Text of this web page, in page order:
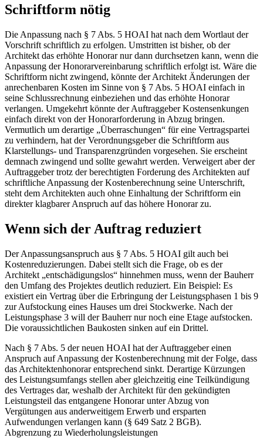
Schriftform nötig
Die Anpassung nach § 7 Abs. 5 HOAI hat nach dem Wortlaut der
Vorschrift schriftlich zu er­folgen. Umstritten ist bisher, ob der
Architekt das erhöhte Honorar nur dann durchsetzen kann, wenn die
Anpassung der Honorarvereinbarung schriftlich erfolgt ist. Wäre die
Schriftform nicht zwingend, könnte der Architekt Änderungen der
anrechenbaren Kosten im Sinne von § 7 Abs. 5 HOAI einfach in
seine Schlussrechnung einbeziehen und das erhöhte Honorar
verlangen. Umgekehrt könnte der Auftraggeber ­Kostensenkungen
einfach direkt von der Honorarforderung in Abzug bringen.
Vermutlich um derartige „Überraschungen“ für eine Vertragspartei
zu verhindern, hat der Verordnungsgeber die Schriftform aus
Klarstellungs- und Transparenzgründen vorgesehen. Sie erscheint
demnach zwingend und sollte gewahrt werden. Verweigert aber der
Auftraggeber trotz der ­berechtigten Forderung des Architekten auf
schriftliche Anpassung der Kostenberechnung seine Unterschrift,
steht dem Architekten auch ohne Einhaltung der Schriftform ein
direkter klagbarer Anspruch auf das höhere Honorar zu.
Wenn sich der Auftrag reduziert
Der Anpassungsanspruch aus § 7 Abs. 5 HOAI gilt auch bei
Kostenreduzierungen. Dabei stellt sich die Frage, ob es der
Architekt „entschädigungslos“ hinnehmen muss, wenn der Bauherr
den Umfang des Projektes deutlich reduziert. Ein Beispiel: Es
existiert ein Vertrag über die Erbringung der Leistungsphasen 1 bis 9
zur Aufstockung eines Hauses um drei Stockwerke. Nach der
Leistungsphase 3 will der Bauherr nur noch eine Etage aufstocken.
Die voraussichtlichen Baukosten sinken auf ein Drittel.
Nach § 7 Abs. 5 der neuen HOAI hat der Auftraggeber einen
Anspruch auf Anpassung der Kostenberechnung mit der Folge, dass
das Architektenhonorar entsprechend sinkt. Derartige Kürzungen
des Leistungsumfangs stellen aber gleichzeitig eine Teilkündigung
des Vertrages dar, weshalb der Architekt für den gekündigten
Leistungsteil das entgangene Honorar unter Abzug von
Vergütungen aus anderweitigem Erwerb und ersparten
Aufwendungen verlangen kann (§ 649 Satz 2 BGB).
Abgrenzung zu Wiederholungsleistungen